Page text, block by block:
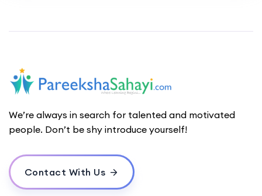
We’re always in search for talented and motivated
people. Don’t be shy introduce yourself!
Contact With Us